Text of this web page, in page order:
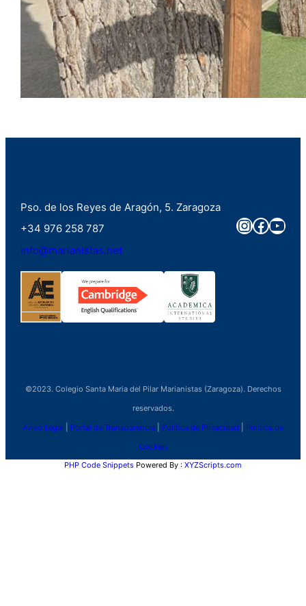
Pso. de los Reyes de Aragón, 5. Zaragoza
+34 976 258 787
info@marianistas.net
©2023. Colegio Santa Maria del Pilar Marianistas (Zaragoza). Derechos
reservados.
Aviso Legal Portal de Transparencia Política de Privacidad Política de
Cookies
PHP Code Snippets Powered By : XYZScripts.com